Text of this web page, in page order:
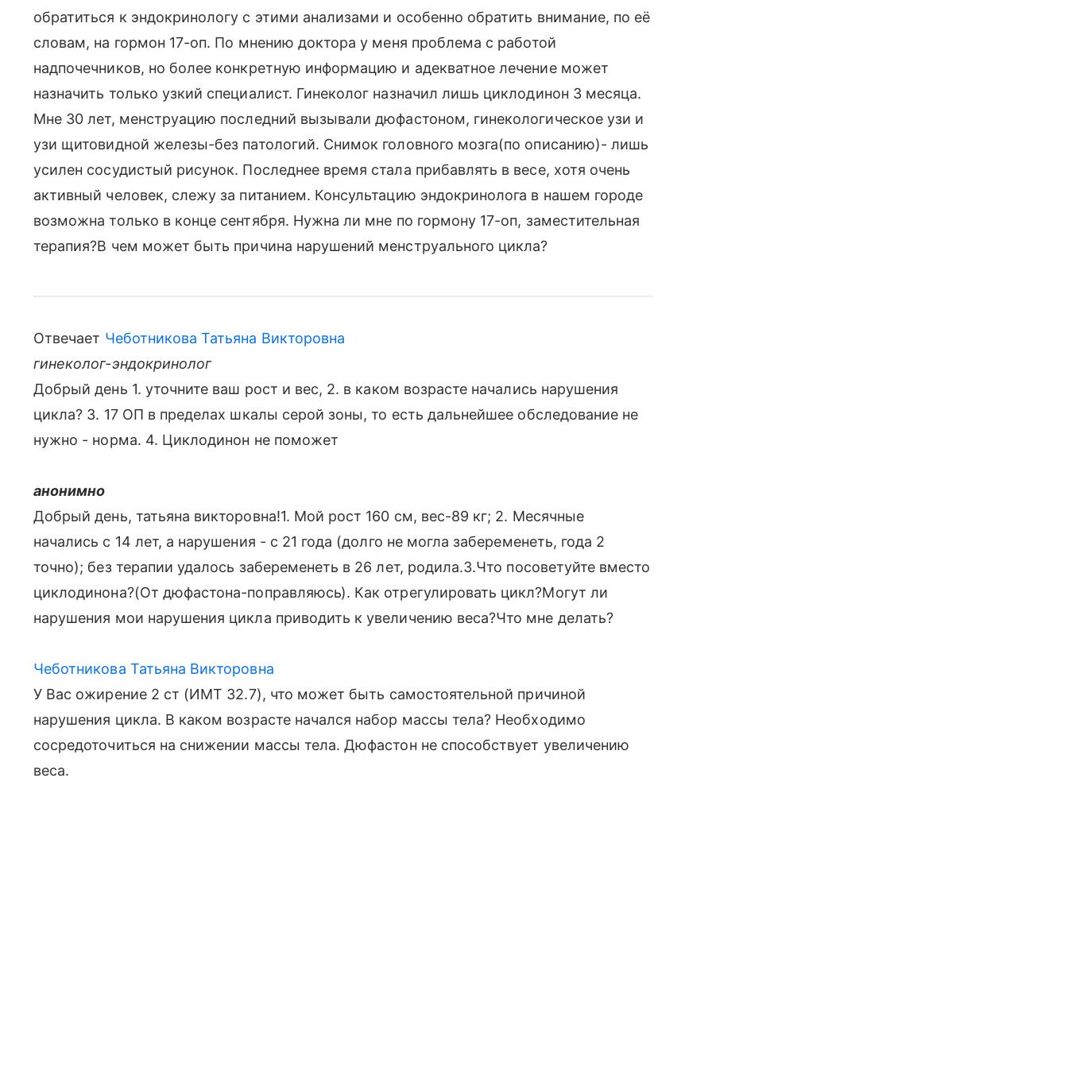
обратиться к эндокринологу с этими анализами и особенно обратить внимание, по её
словам, на гормон 17-оп. По мнению доктора у меня проблема с работой
надпочечников, но более конкретную информацию и адекватное лечение может
назначить только узкий специалист. Гинеколог назначил лишь циклодинон 3 месяца.
Мне 30 лет, менструацию последний вызывали дюфастоном, гинекологическое узи и
узи щитовидной железы-без патологий. Снимок головного мозга(по описанию)- лишь
усилен сосудистый рисунок. Последнее время стала прибавлять в весе, хотя очень
активный человек, слежу за питанием. Консультацию эндокринолога в нашем городе
возможна только в конце сентября. Нужна ли мне по гормону 17-оп, заместительная
терапия?В чем может быть причина нарушений менструального цикла?
Отвечает Чеботникова Татьяна Викторовна
гинеколог-эндокринолог
Добрый день 1. уточните ваш рост и вес, 2. в каком возрасте начались нарушения
цикла? 3. 17 ОП в пределах шкалы серой зоны, то есть дальнейшее обследование не
нужно - норма. 4. Циклодинон не поможет
анонимно
Добрый день, татьяна викторовна!1. Мой рост 160 см, вес-89 кг; 2. Месячные
начались с 14 лет, а нарушения - с 21 года (долго не могла забеременеть, года 2
точно); без терапии удалось забеременеть в 26 лет, родила.3.Что посоветуйте вместо
циклодинона?(От дюфастона-поправляюсь). Как отрегулировать цикл?Могут ли
нарушения мои нарушения цикла приводить к увеличению веса?Что мне делать?
Чеботникова Татьяна Викторовна
У Вас ожирение 2 ст (ИМТ 32.7), что может быть самостоятельной причиной
нарушения цикла. В каком возрасте начался набор массы тела? Необходимо
сосредоточиться на снижении массы тела. Дюфастон не способствует увеличению
веса.